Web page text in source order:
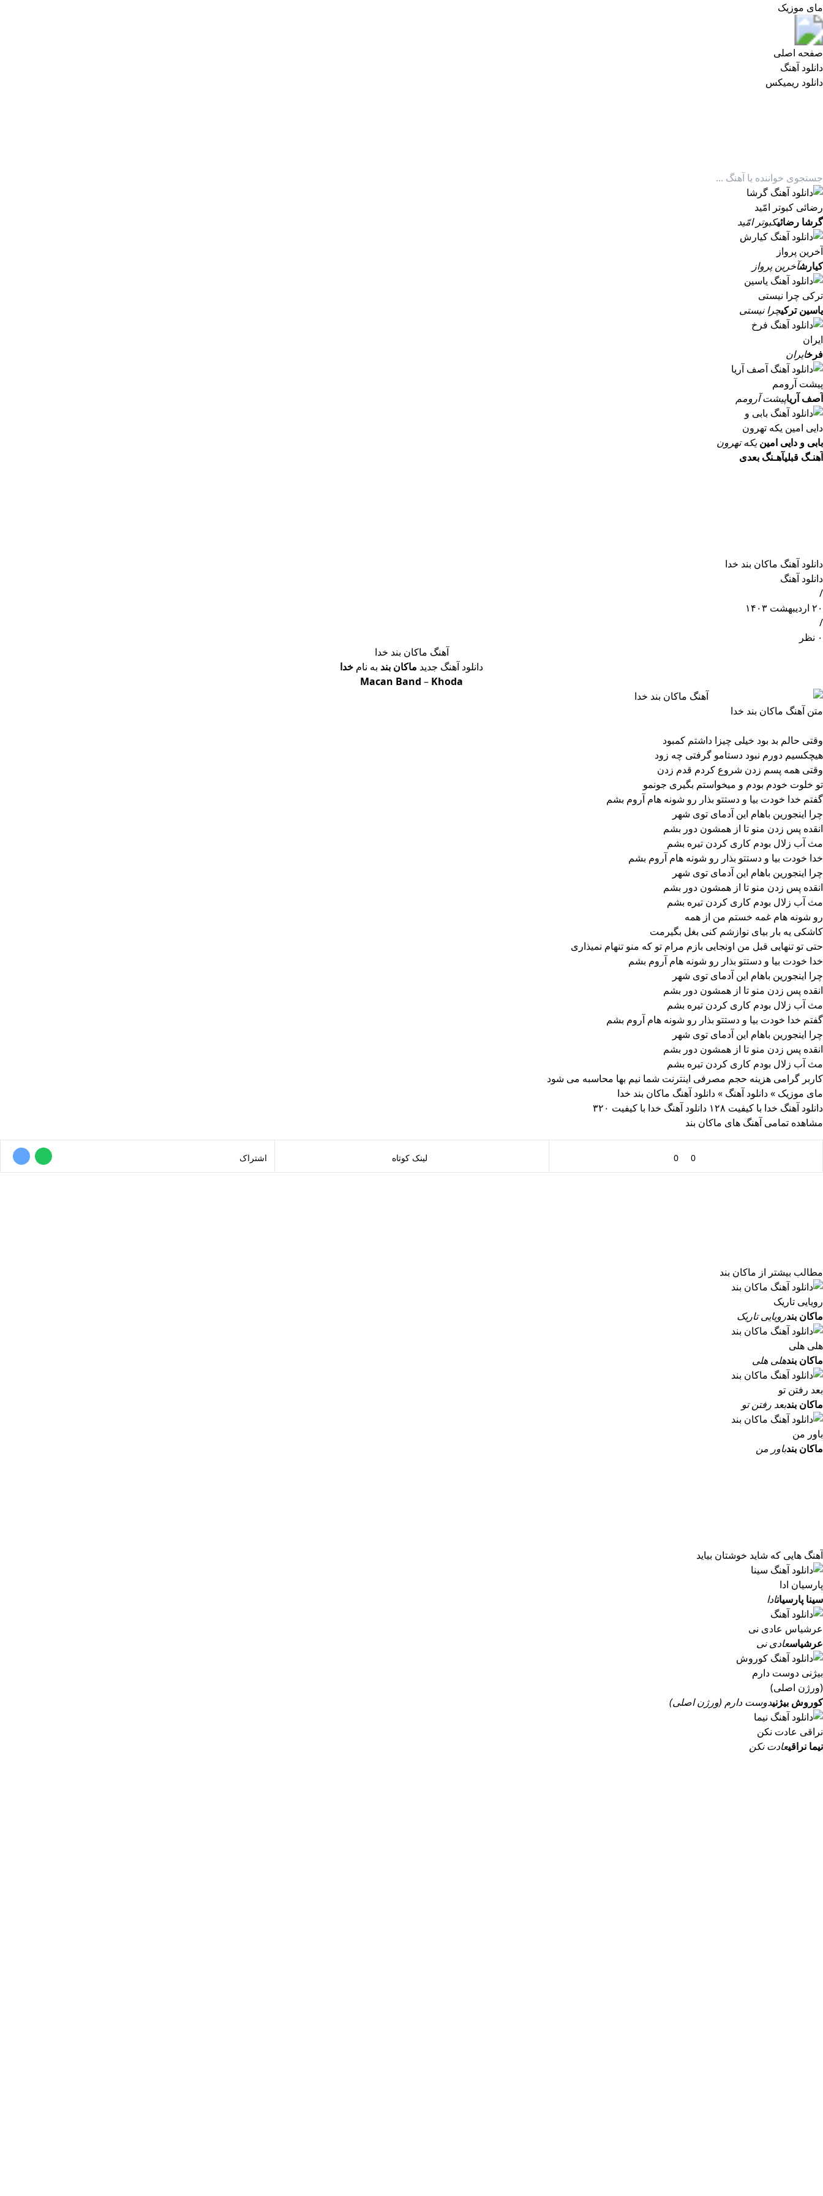
مای موزیک
صفحه اصلی
دانلود آهنگ
دانلود ریمیکس
گرشا رضائیکبوتر امّید
کیارشآخرین پرواز
یاسین ترکیچرا نیستی
فرخایران
آصف آریاپیشت آرومم
بابی و دایی امینیکه تهرون
آهنـگ قبلیآهـنگ بعدی
دانلود آهنگ ماکان بند خدا
دانلود آهنگ
/
۲۰ اردیبهشت ۱۴۰۳
/
۰ نظر
آهنگ ماکان بند خدا
دانلود آهنگ جدید ماکان بند به نام خدا
Macan Band – Khoda
متن آهنگ ماکان بند خدا
وقتی حالم بد بود خیلی چیزا داشتم کمبود
هیچکسیم دورم نبود دستامو گرفتی چه زود
وقتی همه پسم زدن شروع كردم قدم زدن
تو خلوت خودم بودم و میخواستم بگیری جونمو
گفتم خدا خودت بیا و دستتو بذار رو شونه هام آروم بشم
چرا اینجورین باهام این آدمای توی شهر
انقده پس زدن منو تا از همشون دور بشم
مث آب زلال بودم کاری کردن تیره بشم
خدا خودت بیا و دستتو بذار رو شونه هام آروم بشم
چرا اینجورین باهام این آدمای توی شهر
انقده پس زدن منو تا از همشون دور بشم
مث آب زلال بودم کاری کردن تیره بشم
رو شونه هام غمه خستم من از همه
کاشکی یه بار بیای نوازشم کنی بغل بگیرمت
حتی تو تنهایی قبل من اونجایی بازم مرام تو که منو تنهام نمیذاری
خدا خودت بیا و دستتو بذار رو شونه هام آروم بشم
چرا اینجورین باهام این آدمای توی شهر
انقده پس زدن منو تا از همشون دور بشم
مث آب زلال بودم کاری کردن تیره بشم
گفتم خدا خودت بیا و دستتو بذار رو شونه هام آروم بشم
چرا اینجورین باهام این آدمای توی شهر
انقده پس زدن منو تا از همشون دور بشم
مث آب زلال بودم کاری کردن تیره بشم
کاربر گرامی هزینه حجم مصرفی اینترنت شما نیم بها محاسبه می شود
مای موزیک »دانلود آهنگ »دانلود آهنگ ماکان بند خدا
دانلود آهنگ خدا با کیفیت ۱۲۸
دانلود آهنگ خدا با کیفیت ۳۲۰
مشاهده تمامی آهنگ های ماکان بند
0
0 لینک کوتاه اشتراک
مطالب بیشتر از ماکان بند
ماکان بندرویایی تاریک
ماکان بندهلی هلی
ماکان بندبعد رفتن تو
ماکان بندباور من
آهنگ هایی که شاید خوشتان بیاید
سینا پارسیانادا
عرشیاسعادی نی
کوروش بیژنیدوست دارم (ورژن اصلی)
نیما نراقیعادت نکن